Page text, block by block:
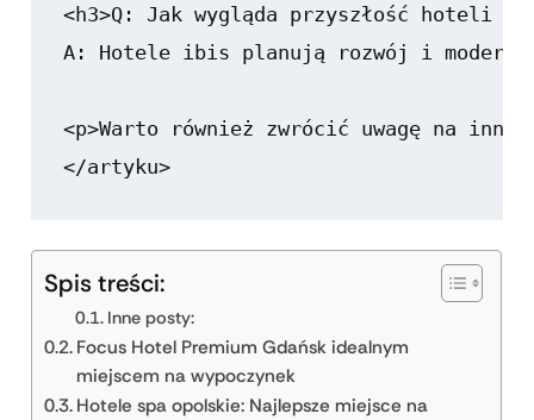
<h3>Q: Jak wygląda przyszłość hoteli
A: Hotele ibis planują rozwój i
<p>Warto również zwrócić uwagę na
Spis treści:
Inne posty:
Focus Hotel Premium Gdańsk idealnym
miejscem na wypoczynek
Hotele spa opolskie: Najlepsze miejsce na